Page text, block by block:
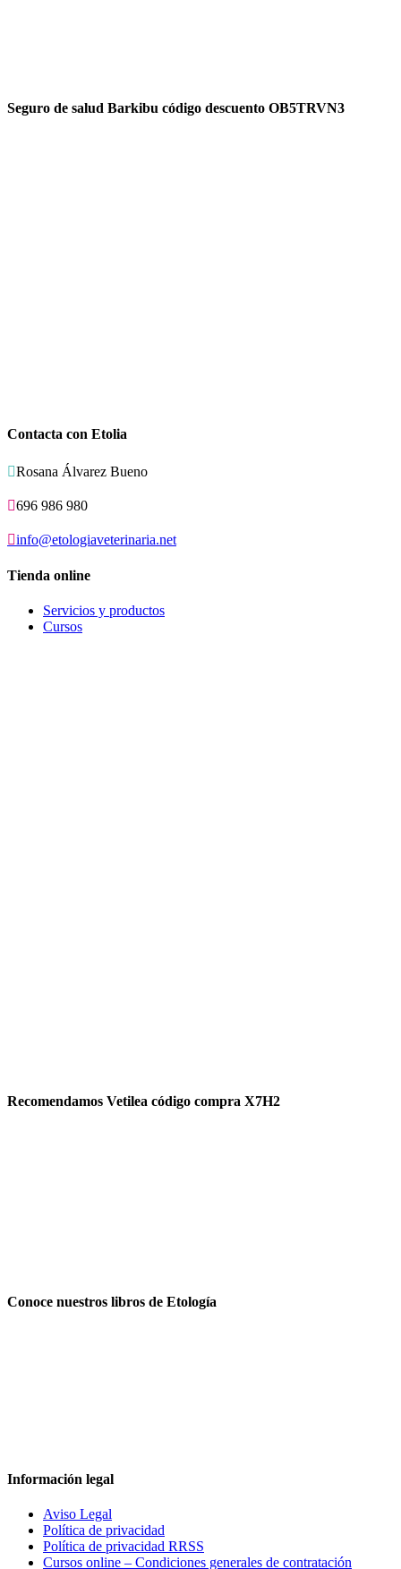
Seguro de salud Barkibu código descuento OB5TRVN3
Contacta con Etolia
Rosana Álvarez Bueno
696 986 980
info@etologiaveterinaria.net
Tienda online
Servicios y productos
Cursos
Recomendamos Vetilea código compra X7H2
Conoce nuestros libros de Etología
Información legal
Aviso Legal
Política de privacidad
Política de privacidad RRSS
Cursos online – Condiciones generales de contratación